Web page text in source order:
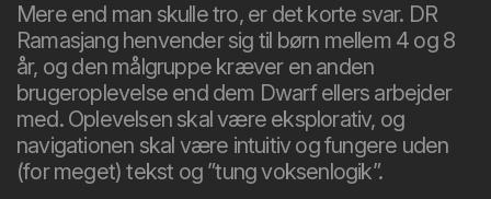
Mere end man skulle tro, er det korte svar. DR
Ramasjang henvender sig til børn mellem 4 og 8
år, og den målgruppe kræver en anden
brugeroplevelse end dem Dwarf ellers arbejder
med. Oplevelsen skal være eksplorativ, og
navigationen skal være intuitiv og fungere uden
(for meget) tekst og ”tung voksenlogik”.